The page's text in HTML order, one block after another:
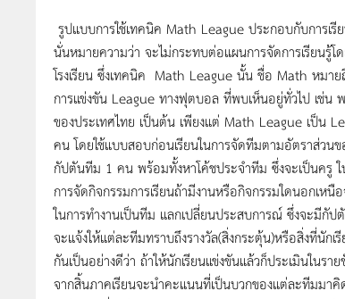
รูปแบบการใช้เทคนิค Math League ประกอบกับการเรี
นั่นหมายความว่า จะไม่กระทบต่อแผนการจัดการเรียนรู้
โรงเรียน ซึ่งเทคนิค Math League นั้น ชื่อ Math หมา
การแข่งขัน League ทางฟุตบอล ที่พบเห็นอยู่ทั่วไป เช่น
ของประเทศไทย เป็นต้น เพียงแต่ Math League เป็น
คน โดยใช้แบบสอบก่อนเรียนในการจัดทีมตามอัตราส่ว
กัปตันทีม 1 คน พร้อมทั้งหาโค้ชประจำทีม ซึ่งจะเป็นครู ใ
การจัดกิจกรรมการเรียนถ้ามีงานหรือกิจกรรมใดนอกเห
ในการทำงานเป็นทีม แลกเปลี่ยนประสบการณ์ ซึ่งจะมีกัป
จะแจ้งให้แต่ละทีมทราบถึงรางวัล(สิ่งกระตุ้น)หรือสิ่งที่นัก
กันเป็นอย่างดีว่า ถ้าให้นักเรียนแข่งขันแล้วก็ประเมินในรา
จากสิ้นภาคเรียนจะนำคะแนนที่เป็นบวกของแต่ละทีมมา